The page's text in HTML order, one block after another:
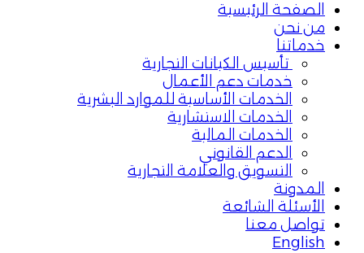
الصفحة الرئيسية
من نحن
خدماتنا
تأسيس الكيانات التجارية
خدمات دعم الأعمال
الخدمات الأساسية للموارد البشرية
الخدمات الاستشارية
الخدمات المالية
الدعم القانوني
التسويق والعلامة التجارية
المدونة
الأسئلة الشائعة
تواصل معنا
English